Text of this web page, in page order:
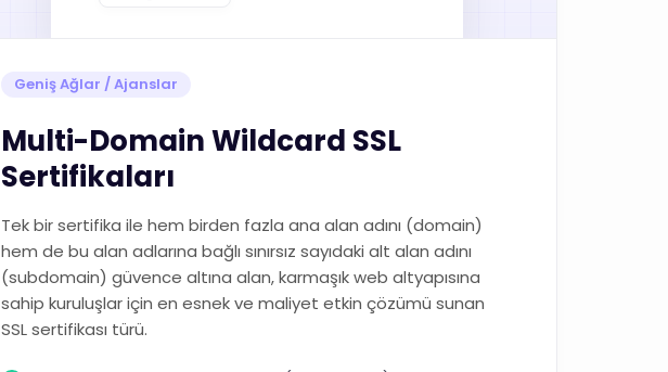
Geniş Ağlar / Ajanslar
Multi-Domain Wildcard SSL
Sertifikaları
Tek bir sertifika ile hem birden fazla ana alan adını (domain)
hem de bu alan adlarına bağlı sınırsız sayıdaki alt alan adını
(subdomain) güvence altına alan, karmaşık web altyapısına
sahip kuruluşlar için en esnek ve maliyet etkin çözümü sunan
SSL sertifikası türü.